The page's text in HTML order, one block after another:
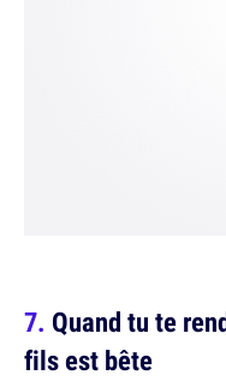
Quand tu te
fils est bête